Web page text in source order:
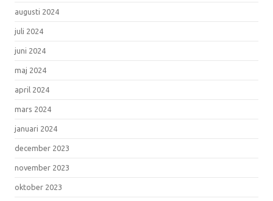
augusti 2024
juli 2024
juni 2024
maj 2024
april 2024
mars 2024
januari 2024
december 2023
november 2023
oktober 2023